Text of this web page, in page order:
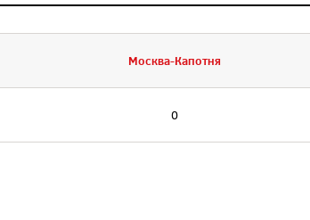
Москва-Капотня
0